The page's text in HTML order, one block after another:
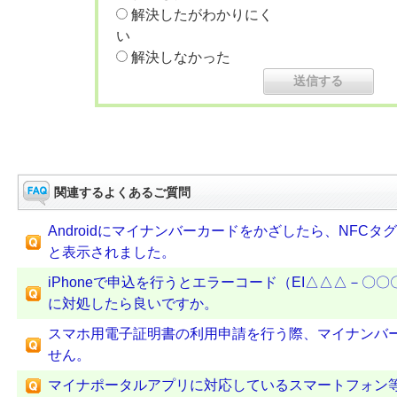
解決したがわかりにく
い
解決しなかった
関連するよくあるご質問
Androidにマイナンバーカードをかざしたら、NFCタ
と表示されました。
iPhoneで申込を行うとエラーコード（EI△△△－〇〇
に対処したら良いですか。
スマホ用電子証明書の利用申請を行う際、マイナンバ
せん。
マイナポータルアプリに対応しているスマートフォン